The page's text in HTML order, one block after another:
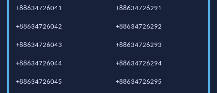
+88634726041
+88634726042
+88634726043
+88634726044
+88634726045
+88634726291
+88634726292
+88634726293
+88634726294
+88634726295